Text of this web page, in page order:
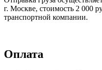
г. Москве, стоимость 2 000
транспортной компании.
Оплата